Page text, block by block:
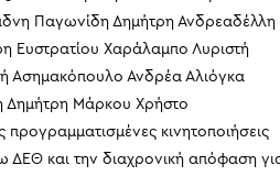
Παγωνίδη Δημήτρη Ανδρεαδέλλη
Ευστρατίου Χαράλαμπο Λυριστή
Ασημακόπουλο Ανδρέα Αλιόγκα
Μάρκου Χρήστο
κινητοποιήσεις
και την διαχρονική απόφαση